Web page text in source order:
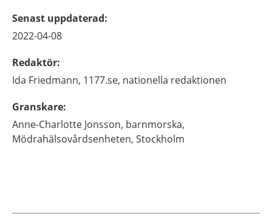
Senast uppdaterad:
2022-04-08
Redaktör:
Ida Friedmann, 1177.se, nationella redaktionen
Granskare:
Anne-Charlotte Jonsson, barnmorska,
Mödrahälsovårdsenheten, Stockholm